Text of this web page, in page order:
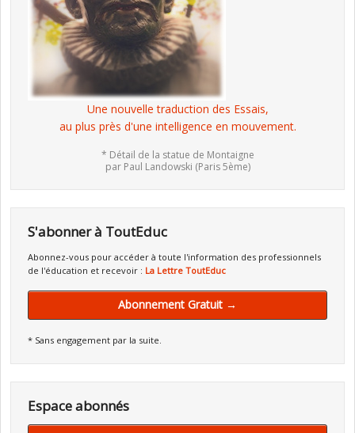
Une nouvelle traduction des Essais,
au plus près d'une intelligence en mouvement.
* Détail de la statue de Montaigne
par Paul Landowski (Paris 5ème)
S'abonner à ToutEduc
Abonnez-vous pour accéder à toute l'information des professionnels
de l'éducation et recevoir : La Lettre ToutEduc
Abonnement Gratuit →
* Sans engagement par la suite.
Espace abonnés